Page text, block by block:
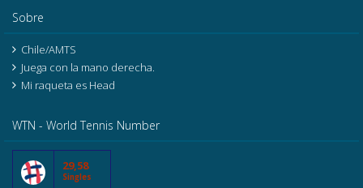
Sobre
Chile/AMTS
Juega con la mano derecha.
Mi raqueta es Head
WTN - World Tennis Number
29,58
Singles